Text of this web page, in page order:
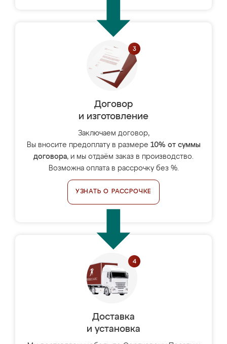
Договор
и изготовление
Заключаем договор,
Вы вносите предоплату в размере 10% от суммы
договора, и мы отдаём заказ в производство.
Возможна оплата в рассрочку без %.
УЗНАТЬ О РАССРОЧКЕ
Доставка
и установка